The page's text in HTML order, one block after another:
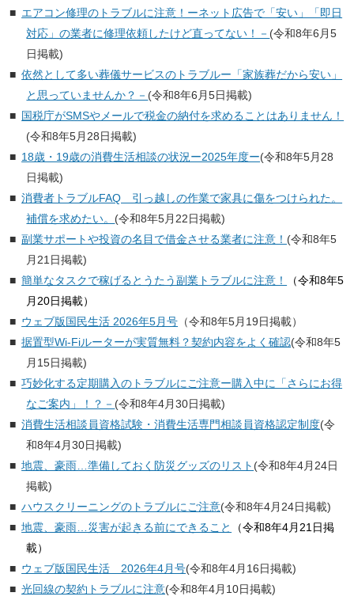
エアコン修理のトラブルに注意！ーネット広告で「安い」「即日
対応」の業者に修理依頼したけど直ってない！－ (令和8年6月5
日掲載)
依然として多い葬儀サービスのトラブルー「家族葬だから安い」
と思っていませんか？－ (令和8年6月5日掲載)
国税庁がSMSやメールで税金の納付を求めることはありません！
(令和8年5月28日掲載)
18歳・19歳の消費生活相談の状況ー2025年度ー(令和8年5月28
日掲載)
消費者トラブルFAQ 引っ越しの作業で家具に傷をつけられた。
補償を求めたい。 (令和8年5月22日掲載)
副業サポートや投資の名目で借金させる業者に注意！ (令和8年5
月21日掲載)
簡単なタスクで稼げるとうたう副業トラブルに注意！
（令和8年5
月20日掲載）
ウェブ版国民生活 2026年5月号 （令和8年5月19日掲載）
据置型Wi-Fiルーターが実質無料？契約内容をよく確認(令和8年5
月15日掲載)
巧妙化する定期購入のトラブルにご注意ー購入中に「さらにお得
なご案内」！？－ (令和8年4月30日掲載)
消費生活相談員資格試験・消費生活専門相談員資格認定制度(令
和8年4月30日掲載)
地震、豪雨…準備しておく防災グッズのリスト (令和8年4月24日
掲載)
ハウスクリーニングのトラブルにご注意(令和8年4月24日掲載)
地震、豪雨…災害が起きる前にできること
（令和8年4月21日掲
載）
ウェブ版国民生活 2026年4月号(令和8年4月16日掲載)
光回線の契約トラブルに注意(令和8年4月10日掲載)